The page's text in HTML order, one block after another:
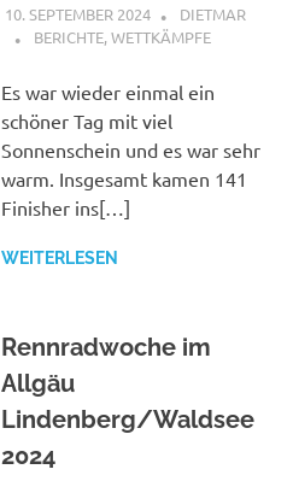
10. SEPTEMBER 2024
DIETMAR
BERICHTE,WETTKÄMPFE
Es war wieder einmal ein
schöner Tag mit viel
Sonnenschein und es war sehr
warm. Insgesamt kamen 141
Finisher ins[…]
WEITERLESEN
Rennradwoche im
Allgäu
Lindenberg/Waldsee
2024